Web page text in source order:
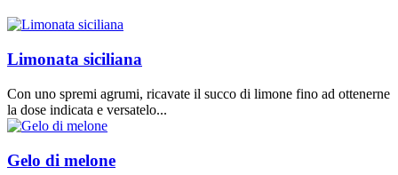
Limonata siciliana
Con uno spremi agrumi, ricavate il succo di limone fino ad ottenerne
la dose indicata e versatelo...
Gelo di melone